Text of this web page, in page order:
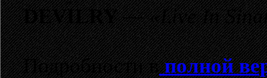
DEVILRY—«Live In
Подробности вполной